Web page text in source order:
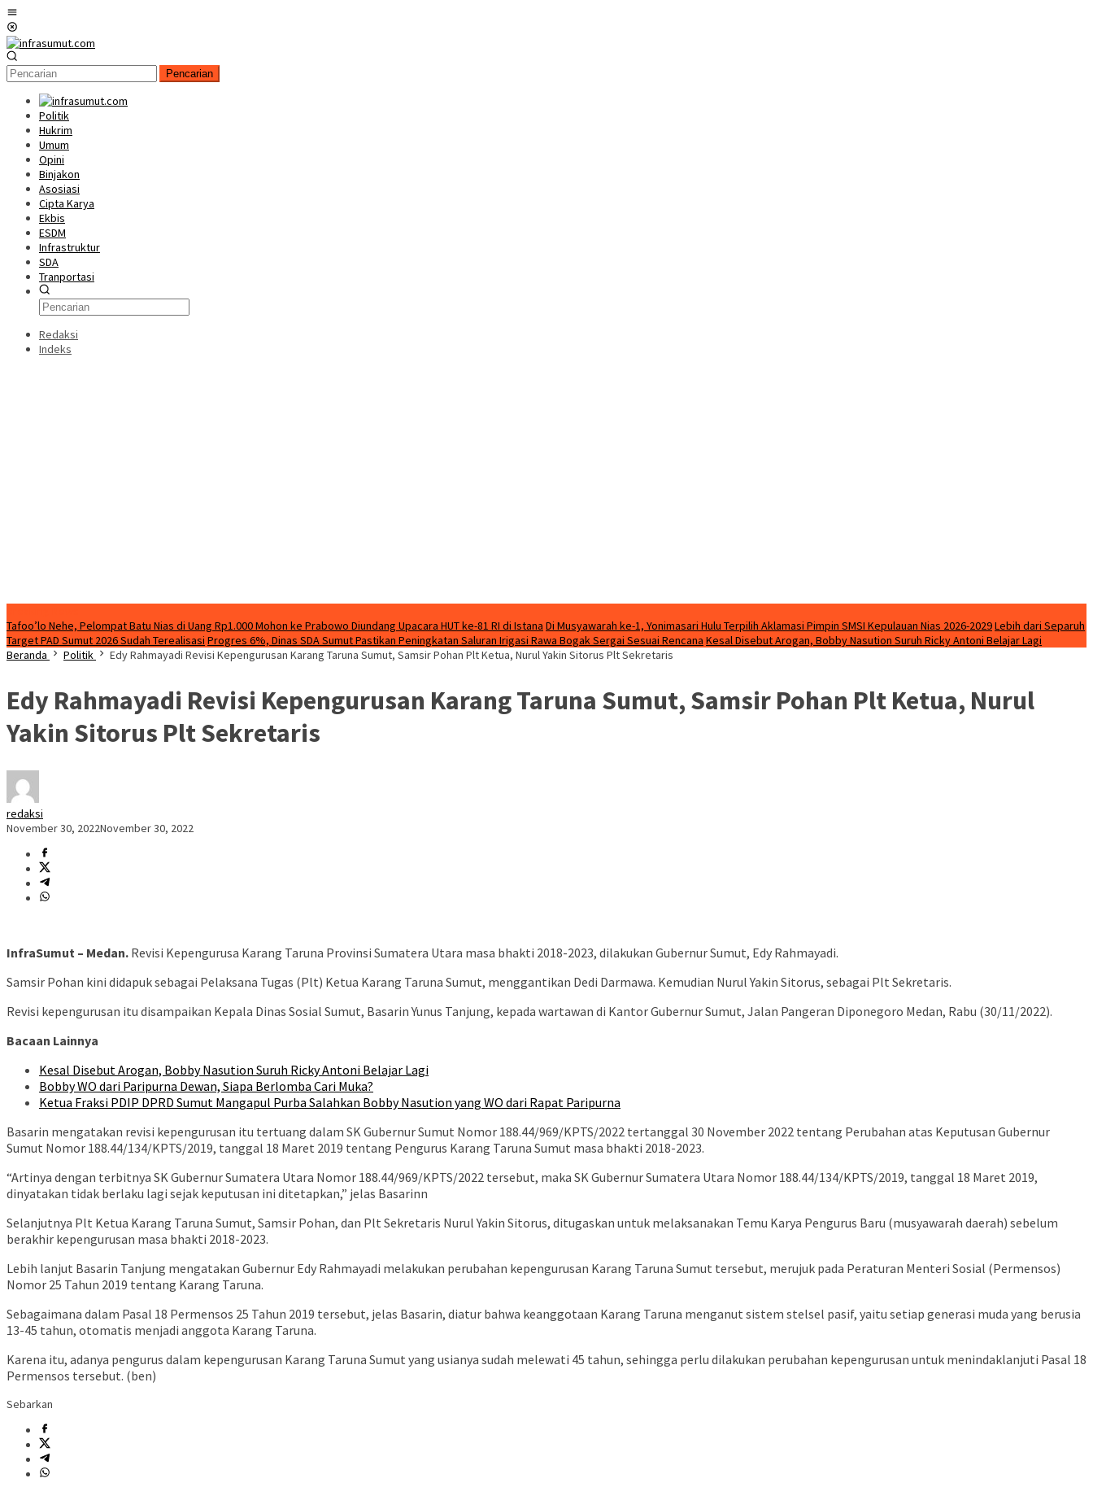
Loncat
ke
konten
Pencarian
Politik
Hukrim
Umum
Opini
Binjakon
Asosiasi
Cipta Karya
Ekbis
ESDM
Infrastruktur
SDA
Tranportasi
Redaksi
Indeks
Tafoo’lo Nehe, Pelompat Batu Nias di Uang Rp1.000 Mohon ke Prabowo Diundang Upacara HUT ke-81 RI di Istana Di Musyawarah ke-1, Yonimasari Hulu Terpilih Aklamasi Pimpin SMSI Kepulauan Nias 2026-2029Lebih dari Separuh
Target PAD Sumut 2026 Sudah Terealisasi Progres 6%, Dinas SDA Sumut Pastikan Peningkatan Saluran Irigasi Rawa Bogak Sergai Sesuai Rencana Kesal Disebut Arogan, Bobby Nasution Suruh Ricky Antoni Belajar Lagi
Beranda
Politik Edy Rahmayadi Revisi Kepengurusan Karang Taruna Sumut, Samsir Pohan Plt Ketua, Nurul Yakin Sitorus Plt Sekretaris
Edy Rahmayadi Revisi Kepengurusan Karang Taruna Sumut, Samsir Pohan Plt Ketua, Nurul
Yakin Sitorus Plt Sekretaris
redaksi
November 30, 2022November 30, 2022
InfraSumut – Medan. Revisi Kepengurusa Karang Taruna Provinsi Sumatera Utara masa bhakti 2018-2023, dilakukan Gubernur Sumut, Edy Rahmayadi.
Samsir Pohan kini didapuk sebagai Pelaksana Tugas (Plt) Ketua Karang Taruna Sumut, menggantikan Dedi Darmawa. Kemudian Nurul Yakin Sitorus, sebagai Plt Sekretaris.
Revisi kepengurusan itu disampaikan Kepala Dinas Sosial Sumut, Basarin Yunus Tanjung, kepada wartawan di Kantor Gubernur Sumut, Jalan Pangeran Diponegoro Medan, Rabu (30/11/2022).
Bacaan Lainnya
Kesal Disebut Arogan, Bobby Nasution Suruh Ricky Antoni Belajar Lagi
Bobby WO dari Paripurna Dewan, Siapa Berlomba Cari Muka?
Ketua Fraksi PDIP DPRD Sumut Mangapul Purba Salahkan Bobby Nasution yang WO dari Rapat Paripurna
Basarin mengatakan revisi kepengurusan itu tertuang dalam SK Gubernur Sumut Nomor 188.44/969/KPTS/2022 tertanggal 30 November 2022 tentang Perubahan atas Keputusan Gubernur
Sumut Nomor 188.44/134/KPTS/2019, tanggal 18 Maret 2019 tentang Pengurus Karang Taruna Sumut masa bhakti 2018-2023.
“Artinya dengan terbitnya SK Gubernur Sumatera Utara Nomor 188.44/969/KPTS/2022 tersebut, maka SK Gubernur Sumatera Utara Nomor 188.44/134/KPTS/2019, tanggal 18 Maret 2019,
dinyatakan tidak berlaku lagi sejak keputusan ini ditetapkan,” jelas Basarinn
Selanjutnya Plt Ketua Karang Taruna Sumut, Samsir Pohan, dan Plt Sekretaris Nurul Yakin Sitorus, ditugaskan untuk melaksanakan Temu Karya Pengurus Baru (musyawarah daerah) sebelum
berakhir kepengurusan masa bhakti 2018-2023.
Lebih lanjut Basarin Tanjung mengatakan Gubernur Edy Rahmayadi melakukan perubahan kepengurusan Karang Taruna Sumut tersebut, merujuk pada Peraturan Menteri Sosial (Permensos)
Nomor 25 Tahun 2019 tentang Karang Taruna.
Sebagaimana dalam Pasal 18 Permensos 25 Tahun 2019 tersebut, jelas Basarin, diatur bahwa keanggotaan Karang Taruna menganut sistem stelsel pasif, yaitu setiap generasi muda yang berusia
13-45 tahun, otomatis menjadi anggota Karang Taruna.
Karena itu, adanya pengurus dalam kepengurusan Karang Taruna Sumut yang usianya sudah melewati 45 tahun, sehingga perlu dilakukan perubahan kepengurusan untuk menindaklanjuti Pasal 18
Permensos tersebut. (ben)
Sebarkan